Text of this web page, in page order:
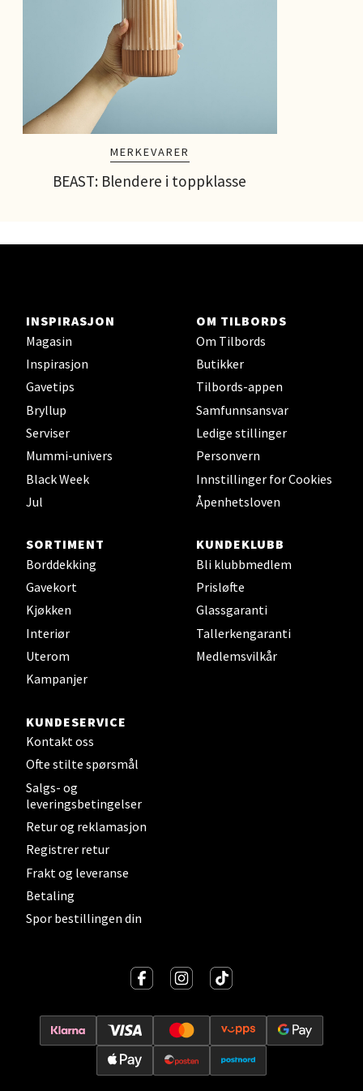
MERKEVARER
BEAST: Blendere i toppklasse
INSPIRASJON
Magasin
Inspirasjon
Gavetips
Bryllup
Serviser
Mummi-univers
Black Week
Jul
OM TILBORDS
Om Tilbords
Butikker
Tilbords-appen
Samfunnsansvar
Ledige stillinger
Personvern
Innstillinger for Cookies
Åpenhetsloven
SORTIMENT
Borddekking
Gavekort
Kjøkken
Interiør
Uterom
Kampanjer
KUNDEKLUBB
Bli klubbmedlem
Prisløfte
Glassgaranti
Tallerkengaranti
Medlemsvilkår
KUNDESERVICE
Kontakt oss
Ofte stilte spørsmål
Salgs- og
leveringsbetingelser
Retur og reklamasjon
Registrer retur
Frakt og leveranse
Betaling
Spor bestillingen din
Lillehammer - Strandtorget
Strandtorget, 2609 Lillehammer
Åpent i dag 09-20
0 i butikk
Sunndalsøra - Alti Sunndal
Alti Sunndal, Sunndalsveien 17, 6600 Sunndalsøra
Åpent i dag 10-19
Velg
Jessheim - Thon Senter Jessheim
Storgata 6, 2050 Jessheim
0 i butikk
Kristiansand - Thon
Sørlandssenteret
Barstølveien 31, 4636 Kristiansand
Åpent i dag 10-21
Fredrikstad - Torvbyen